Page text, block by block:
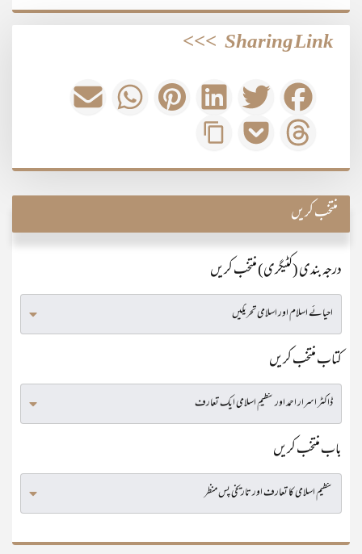
Sharing Link
>>>
منتخب کریں
درجہ بندی (کٹیگری) منتخب کریں
کتاب منتخب کریں
باب منتخب کریں